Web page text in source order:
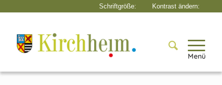
Menü